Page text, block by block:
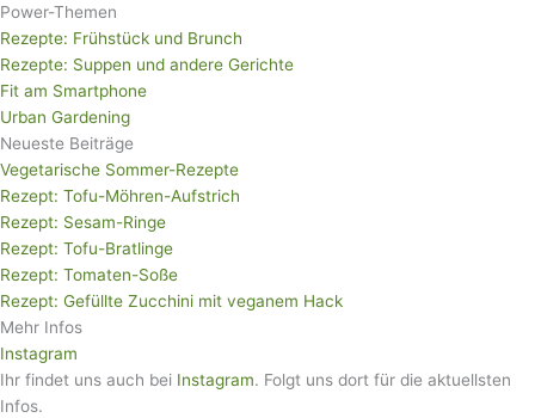
Power-Themen
Rezepte: Frühstück und Brunch
Rezepte: Suppen und andere Gerichte
Fit am Smartphone
Urban Gardening
Neueste Beiträge
Vegetarische Sommer-Rezepte
Rezept: Tofu-Möhren-Aufstrich
Rezept: Sesam-Ringe
Rezept: Tofu-Bratlinge
Rezept: Tomaten-Soße
Rezept: Gefüllte Zucchini mit veganem Hack
Mehr Infos
Instagram
Ihr findet uns auch bei Instagram. Folgt uns dort für die aktuellsten
Infos.